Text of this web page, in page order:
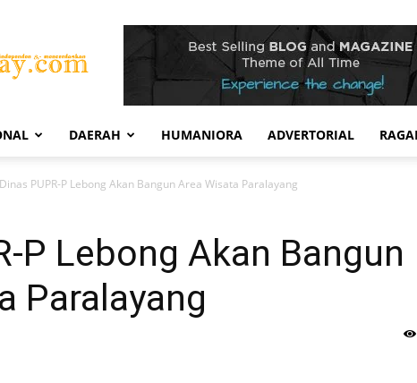
DAERAH HUMANIORA ADVERTORIAL
Dinas PUPR-P Lebong Akan Bangun Area Wisata Paralayang
P Lebong Akan Bangun
Paralayang